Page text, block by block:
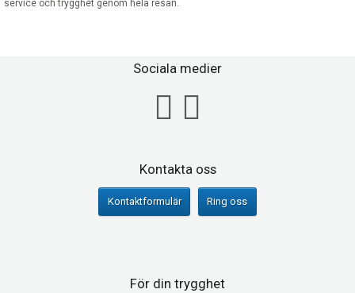
service och trygghet genom hela resan.
Sociala medier
Kontakta oss
Kontaktformulär Ring oss
För din trygghet